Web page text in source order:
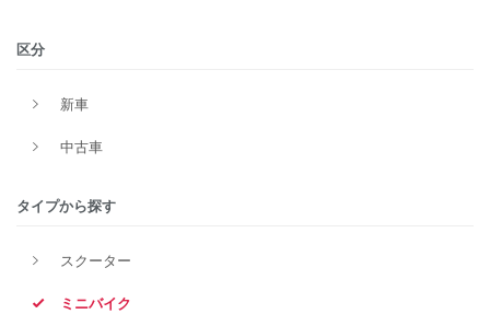
区分
新車
中古車
タイプから探す
スクーター
ミニバイク
タイプ
価格